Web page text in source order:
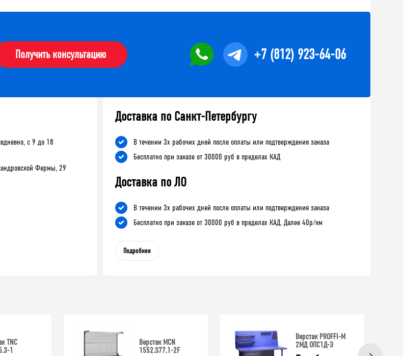
Получить консультацию +7 (812) 923-64-06
с 9 до 18
Фермы, 29
Доставка по Санкт-Петербургу
В течении 3х рабочих дней после оплаты или подтверждения заказа
Бесплатно при заказе от 30000 руб в пределах КАД
Доставка по ЛО
В течении 3х рабочих дней после оплаты или подтверждения заказа
Бесплатно при заказе от 30000 руб в пределах КАД. Далее 40р/км
Подробнее
TNC
1
Верстак MCN
1552.S77.1-2F
Верстак PROFFI-M
2МД ОПС1Д-Э